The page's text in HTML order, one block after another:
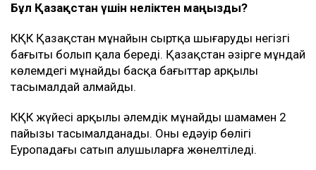
Бұл Қазақстан үшін неліктен маңызды?
КҚК Қазақстан мұнайын сыртқа шығарудың негізгі
бағыты болып қала береді. Қазақстан әзірге мұндай
көлемдегі мұнайды басқа бағыттар арқылы
тасымалдай алмайды.
КҚК жүйесі арқылы әлемдік мұнайдың шамамен 2
пайызы тасымалданады. Оның едәуір бөлігі
Еуропадағы сатып алушыларға жөнелтіледі.